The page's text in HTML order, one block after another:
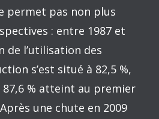
permet pas non plus
: entre 1987 et
de l’utilisation des
s’est situé à 82,5 %,
87,6 % atteint au premier
une chute en 2009